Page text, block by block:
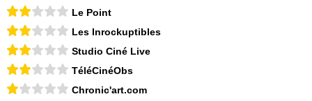
Le Point
Les Inrockuptibles
Studio Ciné Live
TéléCinéObs
Chronic'art.com